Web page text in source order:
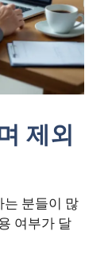
제외
분들이 많
여부가 달